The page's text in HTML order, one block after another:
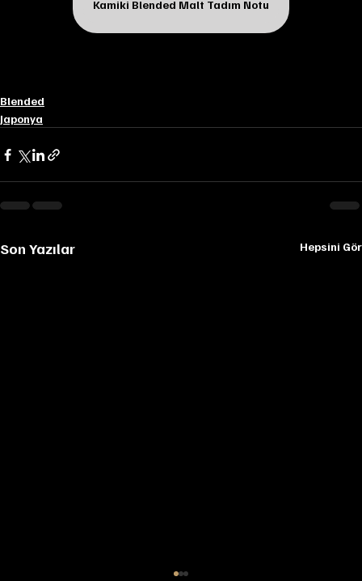
Kamiki Blended Malt Tadım Notu
Blended
Japonya
Son Yazılar Hepsini Gör